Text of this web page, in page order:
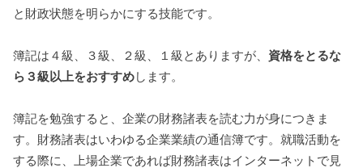
と財政状態を明らかにする技能です。
簿記は４級、３級、２級、１級とありますが、 資格をとるな
ら３級以上をおすすめします。
簿記を勉強すると、企業の財務諸表を読む力が身につきま
す。財務諸表はいわゆる企業業績の通信簿です。就職活動を
する際に、上場企業であれば財務諸表はインターネットで見